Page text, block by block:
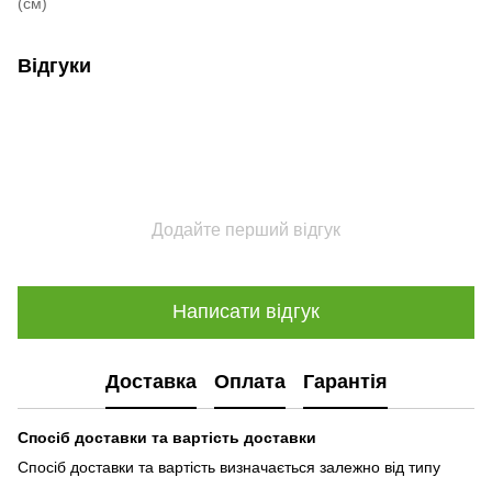
Відгуки
Додайте перший відгук
Написати відгук
Доставка Оплата Гарантія
Спосіб доставки та вартість доставки
Спосіб доставки та вартість визначається залежно від типу